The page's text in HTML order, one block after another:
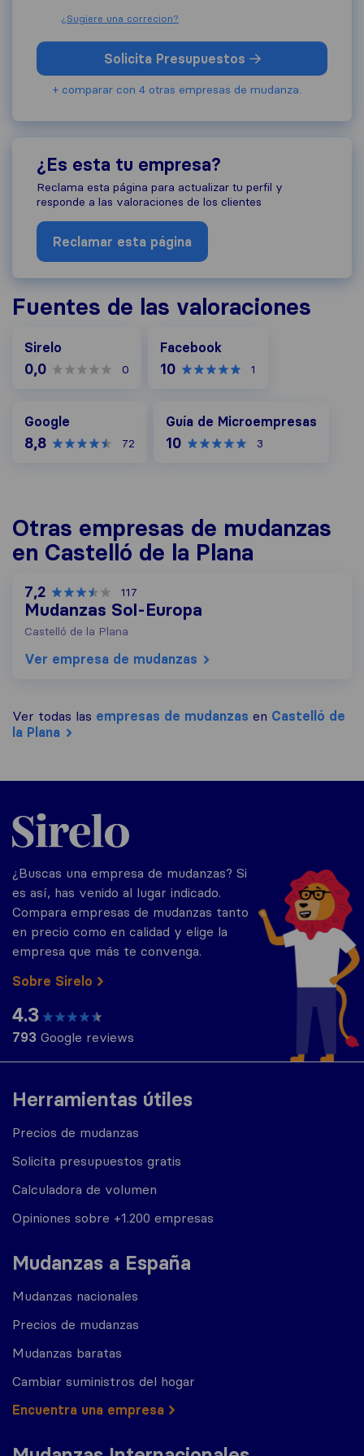
¿Sugiere una correcion?
Solicita Presupuestos
+ comparar con 4 otras empresas de mudanza.
¿Es esta tu empresa?
Reclama esta página para actualizar tu perfil y
responde a las valoraciones de los clientes
Reclamar esta página
Fuentes de las valoraciones
Sirelo
0,0 0
Facebook
10 1
Google
8,8 72
Guía de Microempresas
10 3
Otras empresas de mudanzas
en Castelló de la Plana
7,2 117
Mudanzas Sol-Europa
Castelló de la Plana
Ver empresa de mudanzas
Ver todas las empresas de mudanzas en Castelló de
la Plana
Herramientas útiles
Precios de mudanzas
Solicita presupuestos gratis
Calculadora de volumen
Opiniones sobre +1.200 empresas
Mudanzas a España
Mudanzas nacionales
Precios de mudanzas
Mudanzas baratas
Cambiar suministros del hogar
Encuentra una empresa
Sirelo.es
¿Buscas una empresa de mudanzas? Si
es así, has venido al lugar indicado.
Compara empresas de mudanzas tanto
en precio como en calidad y elige la
empresa que más te convenga.
Sobre Sirelo
4.3
793 Google reviews